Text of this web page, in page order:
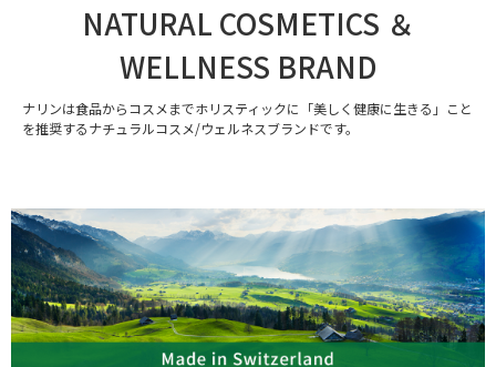
NATURAL COSMETICS ＆
WELLNESS BRAND
ナリンは食品からコスメまでホリスティックに「美しく健康に生きる」こと
を推奨するナチュラルコスメ/ウェルネスブランドです。